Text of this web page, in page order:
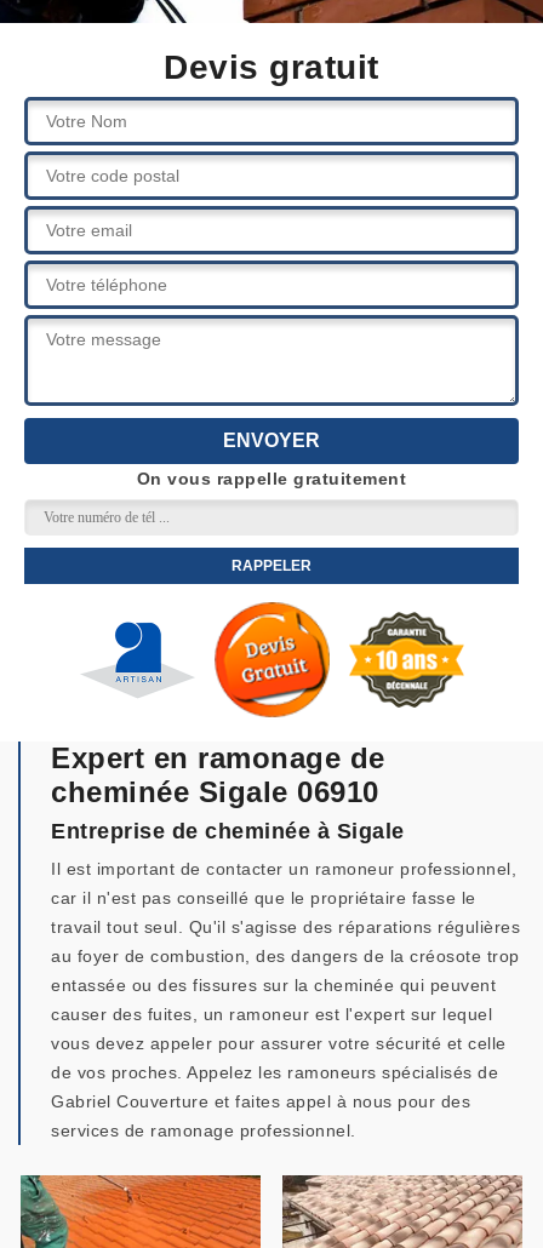
Devis gratuit
On vous rappelle gratuitement
Expert en ramonage de
cheminée Sigale 06910
Entreprise de cheminée à Sigale
Il est important de contacter un ramoneur professionnel,
car il n'est pas conseillé que le propriétaire fasse le
travail tout seul. Qu'il s'agisse des réparations régulières
au foyer de combustion, des dangers de la créosote trop
entassée ou des fissures sur la cheminée qui peuvent
causer des fuites, un ramoneur est l'expert sur lequel
vous devez appeler pour assurer votre sécurité et celle
de vos proches. Appelez les ramoneurs spécialisés de
Gabriel Couverture et faites appel à nous pour des
services de ramonage professionnel.